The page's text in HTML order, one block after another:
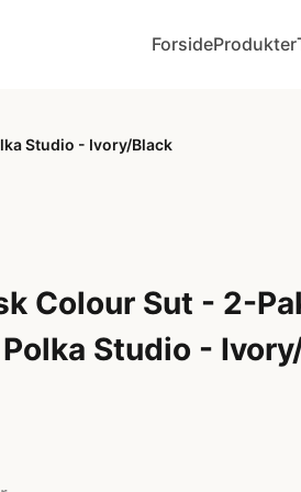
ForsideProdukter
Studio - Ivory/Black
Colour Sut - 2-
Studio -